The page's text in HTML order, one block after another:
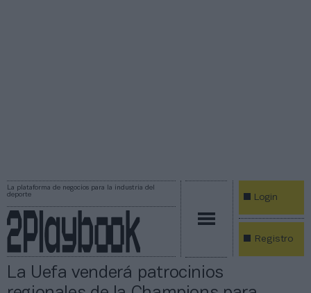
La plataforma de negocios para la industria del
deporte
Login
Registro
La Uefa venderá patrocinios